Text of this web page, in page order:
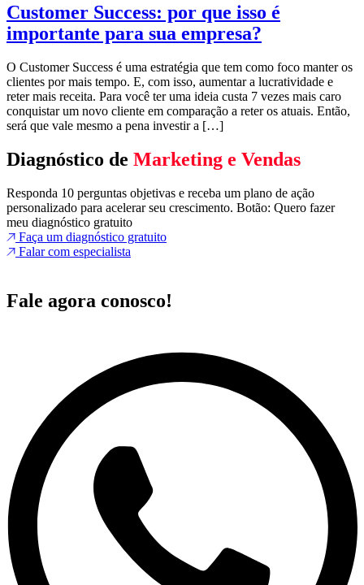
Customer Success: por que isso é
importante para sua empresa?
O Customer Success é uma estratégia que tem como foco manter os
clientes por mais tempo. E, com isso, aumentar a lucratividade e
reter mais receita. Para você ter uma ideia custa 7 vezes mais caro
conquistar um novo cliente em comparação a reter os atuais. Então,
será que vale mesmo a pena investir a […]
Diagnóstico de Marketing e Vendas
Responda 10 perguntas objetivas e receba um plano de ação
personalizado para acelerar seu crescimento. Botão: Quero fazer
meu diagnóstico gratuito
Faça um diagnóstico gratuito
Falar com especialista
Fale agora conosco!